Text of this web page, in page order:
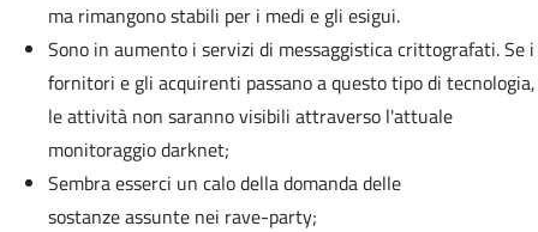
ma rimangono stabili per i medi e gli esigui.
Sono in aumento i servizi di messaggistica crittografati. Se i
fornitori e gli acquirenti passano a questo tipo di tecnologia,
le attività non saranno visibili attraverso l'attuale
monitoraggio darknet;
Sembra esserci un calo della domanda delle
sostanze assunte nei rave-party;